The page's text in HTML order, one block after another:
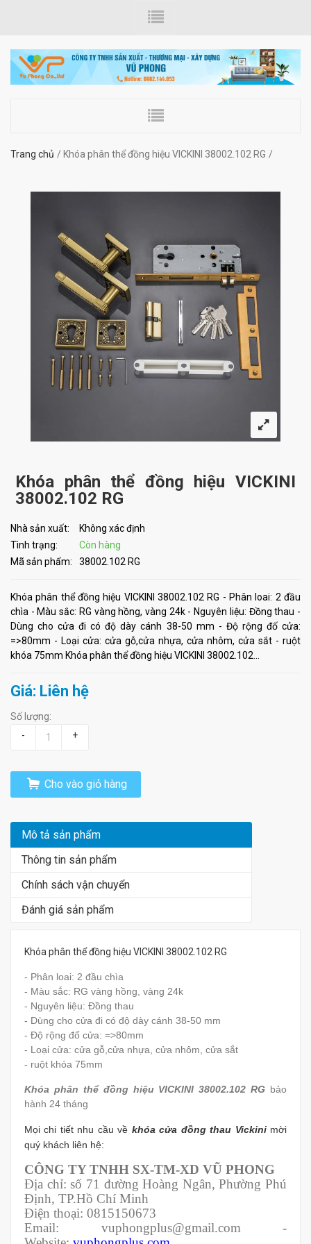
Trang chủ Khóa phân thể đồng hiệu VICKINI 38002.102 RG
Khóa phân thể đồng hiệu VICKINI
38002.102 RG
Nhà sản xuất:
Không xác định
Tình trạng:
Còn hàng
Mã sản phẩm:
38002.102 RG
Khóa phân thể đồng hiệu VICKINI 38002.102 RG - Phân loai: 2 đầu
chìa - Màu sắc: RG vàng hồng, vàng 24k - Nguyên liệu: Đồng thau -
Dùng cho cửa đi có độ dày cánh 38-50 mm - Độ rộng đố cửa:
=>80mm - Loại cửa: cửa gỗ,cửa nhựa, cửa nhôm, cửa sắt - ruột
khóa 75mm Khóa phân thể đồng hiệu VICKINI 38002.102...
Giá: Liên hệ
Số lượng:
-
+
Cho vào giỏ hàng
Mô tả sản phẩm
Thông tin sản phẩm
Chính sách vận chuyển
Đánh giá sản phẩm
Khóa phân thể đồng hiệu VICKINI 38002.102 RG
- Phân loai: 2 đầu chìa
- Màu sắc: RG vàng hồng, vàng 24k
- Nguyên liệu: Đồng thau
- Dùng cho cửa đi có độ dày cánh 38-50 mm
- Độ rộng đố cửa: =>80mm
- Loại cửa: cửa gỗ,cửa nhựa, cửa nhôm, cửa sắt
- ruột khóa 75mm
Khóa phân thể đồng hiệu VICKINI 38002.102 RG bảo
hành 24 tháng
Mọi chi tiết nhu cầu về khóa cửa đồng thau Vickini mời
quý khách liên hệ:
CÔNG TY TNHH SX-TM-XD VŨ PHONG
Địa chỉ: số 71 đường Hoàng Ngân, Phường Phú
Định, TP.Hồ Chí Minh
Điện thoại: 0815150673
Email: vuphongplus@gmail.com -